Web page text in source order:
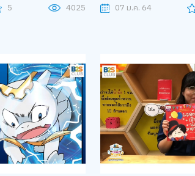
5 4025
ล้านคน"07 ม.ค. 64